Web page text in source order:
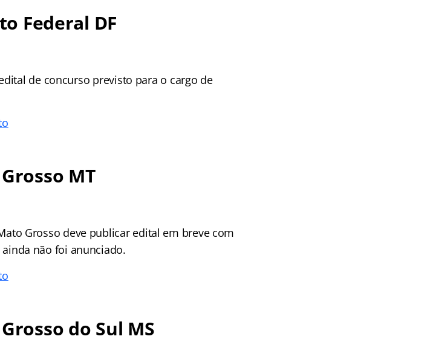
Federal DF
de concurso previsto para o cargo de
MT
Grosso deve publicar edital em breve com
não foi anunciado.
do Sul MS